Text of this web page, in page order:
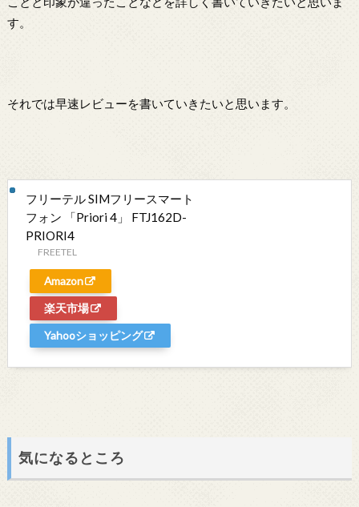
す。
それでは早速レビューを書いていきたいと思います。
フリーテル SIMフリースマート
フォン 「Priori 4」 FTJ162D-
PRIORI4
FREETEL
Amazon
楽天市場
Yahooショッピング
気になるところ